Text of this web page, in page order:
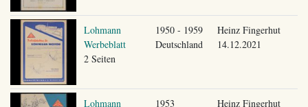
Lohmann
Werbeblatt
2 Seiten
1950 - 1959
Deutschland
Heinz Fingerhut
14.12.2021
Lohmann
1953
Heinz Fingerhut